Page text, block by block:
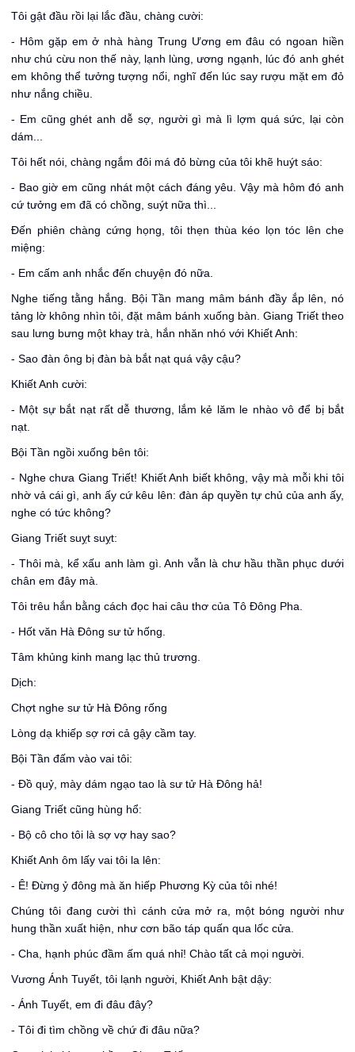
Tôi gật đầu rồi lại lắc đầu, chàng cười:
- Hôm gặp em ở nhà hàng Trung Ương em đâu có ngoan hiền
như chú cừu non thế này, lạnh lùng, ương ngạnh, lúc đó anh ghét
em không thể tưởng tượng nổi, nghĩ đến lúc say rượu mặt em đỏ
như nắng chiều.
- Em cũng ghét anh dễ sợ, người gì mà lì lợm quá sức, lại còn
dám...
Tôi hết nói, chàng ngắm đôi má đỏ bừng của tôi khẽ huýt sáo:
- Bao giờ em cũng nhát một cách đáng yêu. Vậy mà hôm đó anh
cứ tưởng em đã có chồng, suýt nữa thì...
Đến phiên chàng cứng họng, tôi thẹn thùa kéo lọn tóc lên che
miệng:
- Em cấm anh nhắc đến chuyện đó nữa.
Nghe tiếng tằng hắng. Bội Tần mang mâm bánh đầy ắp lên, nó
tảng lờ không nhìn tôi, đặt mâm bánh xuống bàn. Giang Triết theo
sau lưng bưng một khay trà, hắn nhăn nhó với Khiết Anh:
- Sao đàn ông bị đàn bà bắt nạt quá vậy cậu?
Khiết Anh cười:
- Một sự bắt nạt rất dễ thương, lắm kẻ lăm le nhào vô để bị bắt
nạt.
Bội Tần ngồi xuống bên tôi:
- Nghe chưa Giang Triết! Khiết Anh biết không, vậy mà mỗi khi tôi
nhờ vả cái gì, anh ấy cứ kêu lên: đàn áp quyền tự chủ của anh ấy,
nghe có tức không?
Giang Triết suỵt suỵt:
- Thôi mà, kể xấu anh làm gì. Anh vẫn là chư hầu thần phục dưới
chân em đây mà.
Tôi trêu hắn bằng cách đọc hai câu thơ của Tô Đông Pha.
- Hốt văn Hà Đông sư tử hống.
Tâm khủng kinh mang lạc thủ trương.
Dịch:
Chợt nghe sư tử Hà Đông rống
Lòng dạ khiếp sợ rơi cả gậy cầm tay.
Bội Tần đấm vào vai tôi:
- Đồ quỷ, mày dám ngạo tao là sư tử Hà Đông hả!
Giang Triết cũng hùng hổ:
- Bộ cô cho tôi là sợ vợ hay sao?
Khiết Anh ôm lấy vai tôi la lên:
- Ê! Đừng ỷ đông mà ăn hiếp Phương Kỳ của tôi nhé!
Chúng tôi đang cười thì cánh cửa mở ra, một bóng người như
hung thần xuất hiện, như cơn bão táp quấn qua lốc cửa.
- Cha, hạnh phúc đầm ấm quá nhỉ! Chào tất cả mọi người.
Vương Ánh Tuyết, tôi lạnh người, Khiết Anh bật dậy:
- Ánh Tuyết, em đi đâu đây?
- Tôi đi tìm chồng về chứ đi đâu nữa?